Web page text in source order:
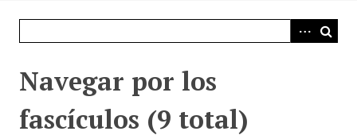
Navegar por los
fascículos (9 total)